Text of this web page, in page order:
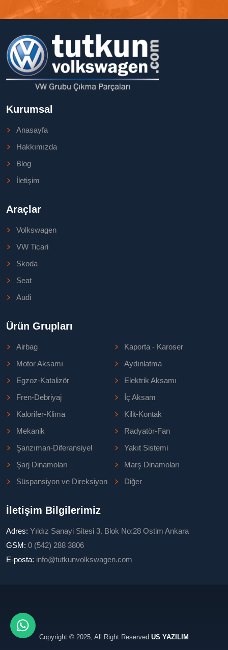
Kurumsal
Anasayfa
Hakkımızda
Blog
İletişim
Araçlar
Volkswagen
VW Ticari
Skoda
Seat
Audi
Ürün Grupları
Airbag
Kaporta - Karoser
Motor Aksamı
Aydınlatma
Egzoz-Katalizör
Elektrik Aksamı
Fren-Debriyaj
İç Aksam
Kalorifer-Klima
Kilit-Kontak
Mekanik
Radyatör-Fan
Şanzıman-Diferansiyel
Yakıt Sistemi
Şarj Dinamoları
Marş Dinamoları
Süspansiyon ve Direksiyon
Diğer
İletişim Bilgilerimiz
Adres: Yıldız Sanayi Sitesi 3. Blok No:28 Ostim Ankara
GSM: 0 (542) 288 3806
E-posta: info@tutkunvolkswagen.com
Copyright © 2025, All Right Reserved US YAZILIM